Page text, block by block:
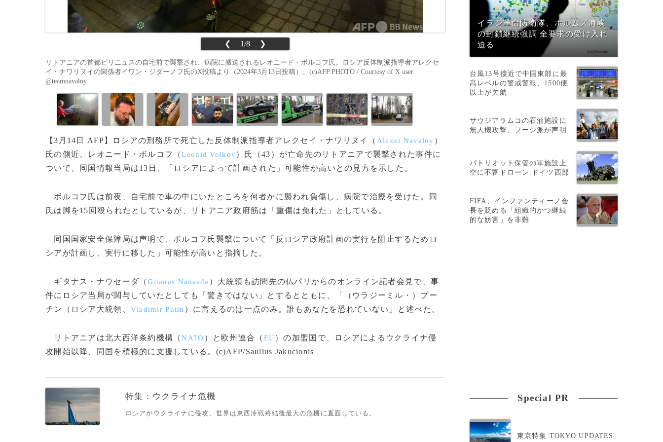
❮ 1/8 ❯
リトアニアの首都ビリニュスの自宅前で襲撃され、病院に搬送されるレオニード・ボルコフ氏。ロシア反体制派指導者アレクセ
イ・ナワリヌイの関係者イワン・ジダーノフ氏のX投稿より（2024年3月13日投稿）。(c)AFP PHOTO / Courtesy of X user
@teamnavalny
【3月14日 AFP】ロシアの刑務所で死亡した反体制派指導者アレクセイ・ナワリヌイ（ Alexei Navalny ）
氏の側近、レオニード・ボルコフ（Leonid Volkov）氏（43）が亡命先のリトアニアで襲撃された事件に
ついて、同国情報当局は13日、「ロシアによって計画された」可能性が高いとの見方を示した。
ボルコフ氏は前夜、自宅前で車の中にいたところを何者かに襲われ負傷し、病院で治療を受けた。同
氏は脚を15回殴られたとしているが、リトアニア政府筋は「重傷は免れた」としている。
同国国家安全保障局は声明で、ボルコフ氏襲撃について「反ロシア政府計画の実行を阻止するためロ
シアが計画し、実行に移した」可能性が高いと指摘した。
ギタナス・ナウセーダ（Gitanas Nauseda ）大統領も訪問先の仏パリからのオンライン記者会見で、事
件にロシア当局が関与していたとしても「驚きではない」とするとともに、「（ウラジーミル・）プー
チン（ロシア大統領、 Vladimir Putin ）に言えるのは一点のみ。誰もあなたを恐れていない」と述べた。
リトアニアは北大西洋条約機構（NATO ）と欧州連合（ EU）の加盟国で、ロシアによるウクライナ侵
攻開始以降、同国を積極的に支援している。(c)AFP/Saulius Jakucionis
特集：ウクライナ危機
ロシアがウクライナに侵攻、世界は東西冷戦終結後最大の危機に直面している。
イラン革命防衛隊、ホルムズ海峡
の封鎖継続強調 全要求の受け入れ
迫る
台風13号接近で中国東部に最
高レベルの警戒警報、1500便
以上が欠航
サウジアラムコの石油施設に
無人機攻撃、フーシ派が声明
パトリオット保管の軍施設上
空に不審ドローン ドイツ西部
FIFA、インファンティーノ会
長を貶める「組織的かつ継続
的な妨害」を非難
Special PR
東京特集:TOKYO UPDATES